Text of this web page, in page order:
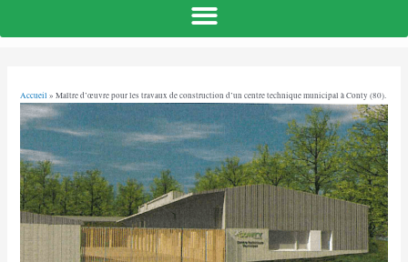
Accueil » Maître d’œuvre pour les travaux de construction d’un centre technique municipal à Conty (80).